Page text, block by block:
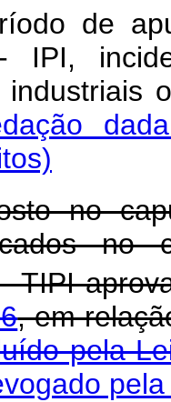
de
- IPI,
industriais
no
no
TIPI
, em
pela